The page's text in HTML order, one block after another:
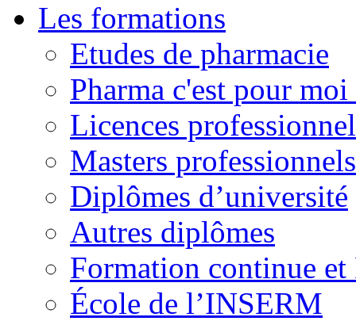
Les formations
Etudes de pharmacie
Pharma c'est pour
Licences
Masters
Diplômes d’université
Autres diplômes
Formation continue et
École de l’INSERM